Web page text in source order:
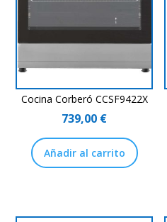
Cocina Corberó CCSF9422X
739,00 €
Añadir al carrito